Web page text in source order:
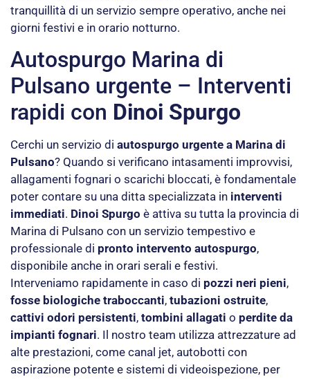
tranquillità di un servizio sempre operativo, anche nei
giorni festivi e in orario notturno.
Autospurgo Marina di
Pulsano urgente – Interventi
rapidi con Dinoi Spurgo
Cerchi un servizio di autospurgo urgente a Marina di
Pulsano? Quando si verificano intasamenti improvvisi,
allagamenti fognari o scarichi bloccati, è fondamentale
poter contare su una ditta specializzata in interventi
immediati. Dinoi Spurgo è attiva su tutta la provincia di
Marina di Pulsano con un servizio tempestivo e
professionale di pronto intervento autospurgo,
disponibile anche in orari serali e festivi.
Interveniamo rapidamente in caso di pozzi neri pieni,
fosse biologiche traboccanti, tubazioni ostruite,
cattivi odori persistenti, tombini allagati o perdite da
impianti fognari. Il nostro team utilizza attrezzature ad
alte prestazioni, come canal jet, autobotti con
aspirazione potente e sistemi di videoispezione, per